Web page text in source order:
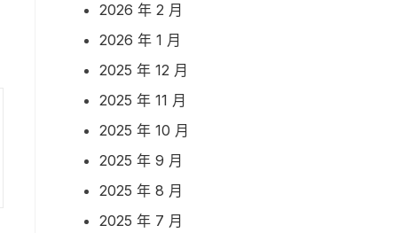
2026 年 2 月
2026 年 1 月
2025 年 12 月
2025 年 11 月
2025 年 10 月
2025 年 9 月
2025 年 8 月
2025 年 7 月